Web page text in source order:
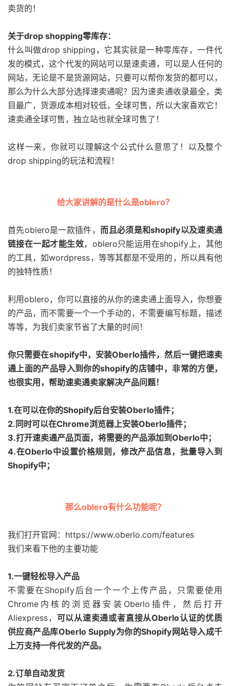
卖货的！
关于drop shopping零库存：
什么叫做drop shipping，它其实就是一种零库存，一件代
发的模式，这个代发的网站可以是速卖通，可以是人任何的
网站，无论是不是货源网站，只要可以帮你发货的都可以，
那么为什么大部分选择速卖通呢？因为速卖通收录最全，类
目最广，货源成本相对较低，全球可售，所以大家喜欢它！
速卖通全球可售，独立站也就全球可售了！
这样一来，你就可以理解这个公式什么意思了！以及整个
drop shipping的玩法和流程！
给大家讲解的是什么是oblero？
首先oblero是一款插件，而且必须是和shopify以及速卖通
链接在一起才能生效，oblero只能运用在shopify上，其他
的工具，如wordpress，等等其都是不受用的，所以具有他
的独特性质！
利用oblero，你可以直接的从你的速卖通上面导入，你想要
的产品，而不需要一个一个手动的，不需要编写标题，描述
等等，为我们卖家节省了大量的时间！
你只需要在shopify中，安装Oberlo插件，然后一键把速卖
通上面的产品导入到你的shopify的店铺中，非常的方便，
也很实用，帮助速卖通卖家解决产品问题！
1.在可以在你的Shopify后台安装Oberlo插件；
2.同时可以在Chrome浏览器上安装Oberlo插件；
3.打开速卖通产品页面，将需要的产品添加到Oberlo中；
4.在Oberlo中设置价格规则，修改产品信息，批量导入到
Shopify中；
那么oblero有什么功能呢？
我们打开官网：https://www.oberlo.com/features
我们来看下他的主要功能
1.一键轻松导入产品
不需要在Shopify后台一个一个上传产品，只需要使用
Chrome内核的浏览器安装Oberlo插件，然后打开
Aliexpress， 可以从速卖通或者直接从Oberlo认证的优质
供应商产品库Oberlo Supply为你的Shopify网站导入成千
上万支持一件代发的产品。
2.订单自动发货